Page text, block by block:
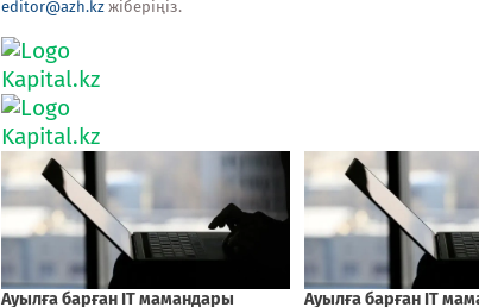
editor@azh.kz жіберіңіз.